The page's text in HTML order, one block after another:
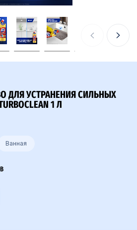
ДЛЯ УСТРАНЕНИЯ СИЛЬНЫХ
1 Л
Ванная